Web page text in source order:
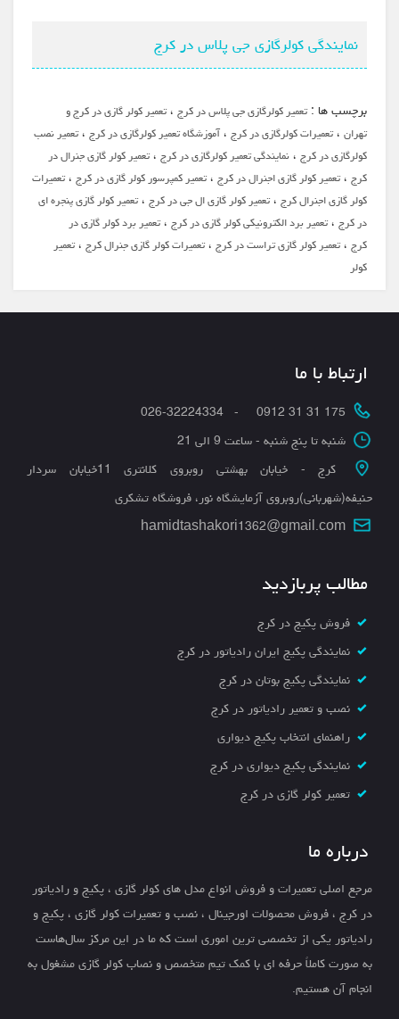
نمایندگی کولرگازی جی پلاس در کرج
برچسب ها :تعمیر کولرگازی جی پلاس در کرج،تعمیر کولر گازی در کرج و
تهران،تعمیرات کولرگازی در کرج،آموزشگاه تعمیر کولرگازی در کرج،تعمیر نصب
کولرگازی در کرج،نمایندگی تعمیر کولرگازی در کرج،تعمیر کولر گازی جنرال در
کرج،تعمیر کولر گازی اجنرال در کرج،تعمیر کمپرسور کولر گازی در کرج،تعمیرات
کولر گازی اجنرال کرج،تعمیر کولر گازی ال جی در کرج،تعمیر کولر گازی پنجره ای
در کرج،تعمیر برد الکترونیکی کولر گازی در کرج،تعمیر برد کولر گازی در
کرج،تعمیر کولر گازی تراست در کرج،تعمیرات کولر گازی جنرال کرج،تعمیر
کولر
ارتباط با ما
175 31 31 0912 - 026-32224334
شنبه تا پنج شنبه - ساعت 9 الی 21
کرج - خیابان بهشتی روبروی کلانتری 11خیابان سردار
حنیفه(شهربانی)روبروی آزمایشگاه نور، فروشگاه تشکری
hamidtashakori1362@gmail.com
مطالب پربازدید
فروش پکیج در کرج
نمایندگی پکیج ایران رادیاتور در کرج
نمایندگی پکیج بوتان در کرج
نصب و تعمیر رادیاتور در کرج
راهنمای انتخاب پکیج دیواری
نمایندگی پکیج دیواری در کرج
تعمیر کولر گازی در کرج
درباره ما
مرجع اصلی تعمیرات و فروش انواع مدل های کولر گازی ، پکیج و رادیاتور
در کرج ، فروش محصولات اورجینال ، نصب و تعمیرات کولر گازی ، پکیج و
رادیاتور یکی از تخصصی ترین اموری است که ما در این مرکز سال‌هاست
به صورت کاملاً حرفه ای با کمک تیم متخصص و نصاب کولر گازی مشغول به
انجام آن هستیم.